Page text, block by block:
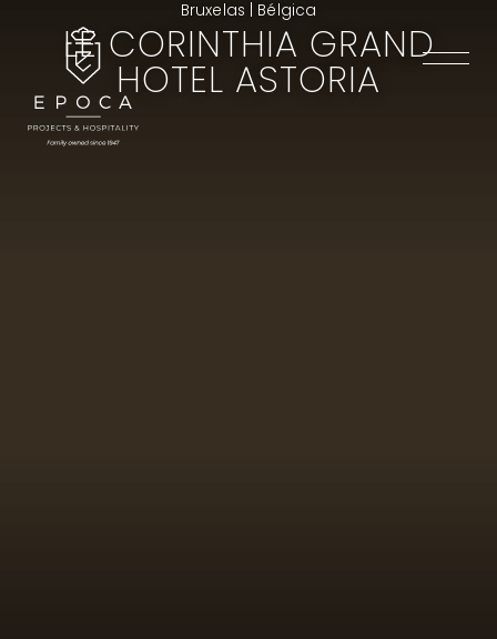
Bruxelas | Bélgica
LE CORINTHIA GRAND
HOTEL ASTORIA